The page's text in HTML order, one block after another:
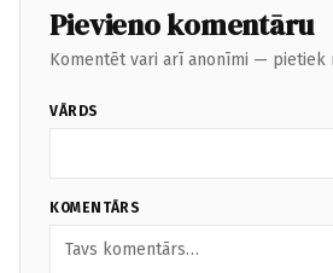
Pievieno komentāru
Komentēt vari arī anonīmi — pietiek
VĀRDS
KOMENTĀRS